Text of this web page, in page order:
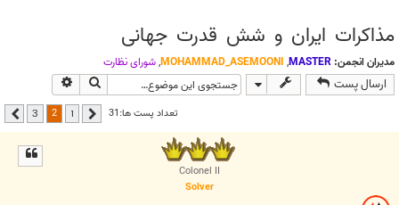
مذاکرات ایران و شش قدرت جهانی
مدیران انجمن: MASTER
,
MOHAMMAD_ASEMOONI
,شوراي نظارت
ارسال پست جستجو
تعداد پست ها:31 قبلی 2
3 بعدی
Colonel II
Solver